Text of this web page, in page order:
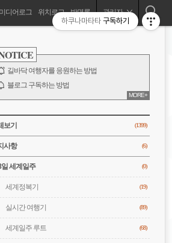
미디어로그 위치로그 방명록 관리자
길바닥 여행자를 응원하는 방법
블로그 구독하는 방법
바람처럼은 누구?
전체 보기
MORE+
보기 (1399)
사항 (6)
세계일주 (0)
세계정복기 (19)
실시간 여행기 (89)
세계일주 루트 (68)
하쿠나마타타 구독하기